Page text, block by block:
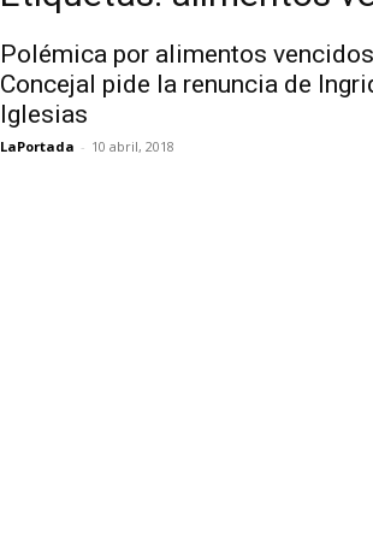
Polémica por alimentos
Concejal pide la renuncia de
Iglesias
LaPortada - 10 abril, 2018